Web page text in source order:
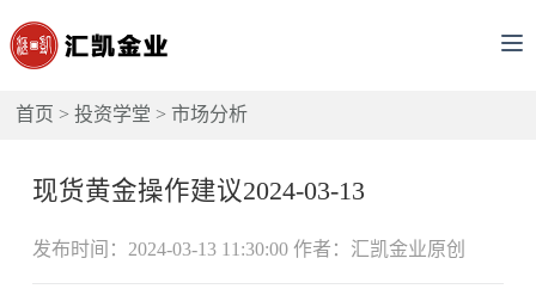
首页 >投资学堂 >市场分析
现货黄金操作建议2024-03-13
发布时间：2024-03-13 11:30:00 作者：汇凯金业原创